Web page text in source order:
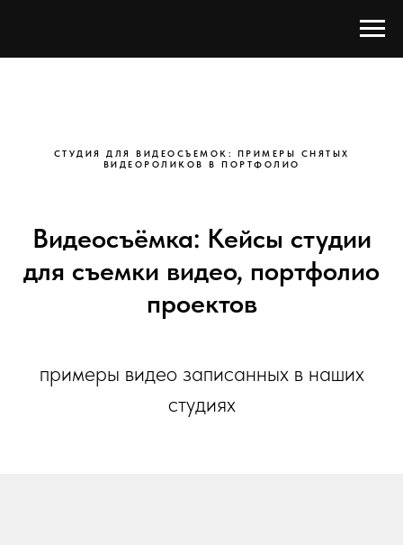
СТУДИЯ ДЛЯ ВИДЕОСЪЕМОК: ПРИМЕРЫ СНЯТЫХ
ВИДЕОРОЛИКОВ В ПОРТФОЛИО
Видеосъёмка: Кейсы студии
для съемки видео, портфолио
проектов
примеры видео записанных в наших
студиях